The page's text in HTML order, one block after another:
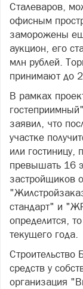
Сталеваров,
офисным
заморожены
аукцион, его
млн рублей.
принимают до
В рамках
заявил, что
участке
или гостиницу,
превышать 16
застройщиков
стандарт" и
определится,
текущего года.
Строительство
средств у
организация